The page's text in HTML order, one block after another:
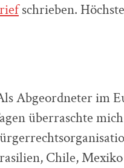
schrieben.
Abgeordneter im
überraschte
Chile, Mexiko